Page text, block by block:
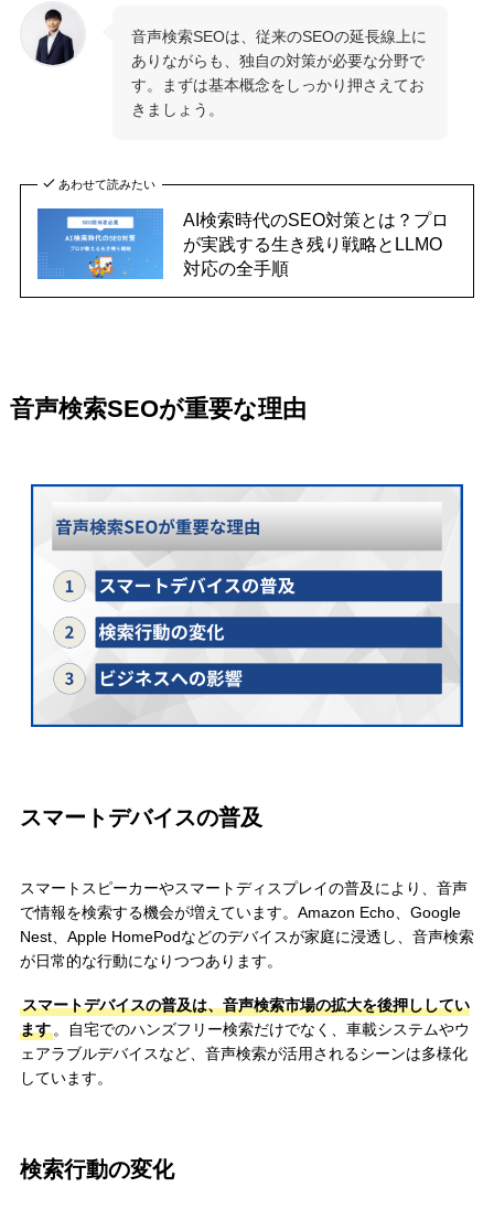
音声検索SEOは、従来のSEOの延長線上に
ありながらも、独自の対策が必要な分野で
す。まずは基本概念をしっかり押さえてお
きましょう。
あわせて読みたい
AI検索時代のSEO対策とは？プロ
が実践する生き残り戦略とLLMO
対応の全手順
音声検索SEOが重要な理由
スマートデバイスの普及
スマートスピーカーやスマートディスプレイの普及により、音声
で情報を検索する機会が増えています。Amazon Echo、Google
Nest、Apple HomePodなどのデバイスが家庭に浸透し、音声検索
が日常的な行動になりつつあります。
スマートデバイスの普及は、音声検索市場の拡大を後押ししてい
ます。自宅でのハンズフリー検索だけでなく、車載システムやウ
ェアラブルデバイスなど、音声検索が活用されるシーンは多様化
しています。
検索行動の変化